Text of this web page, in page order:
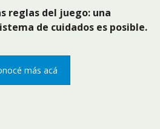
reglas del juego: una
de cuidados es posible.
más acá